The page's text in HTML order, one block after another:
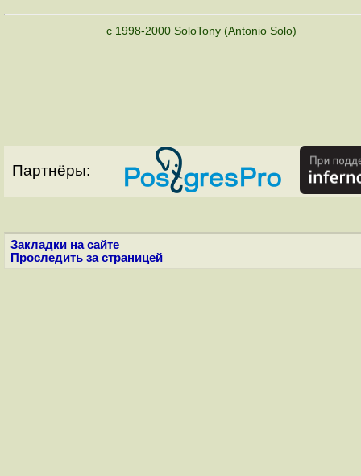
c 1998-2000 SoloTony (Antonio Solo)
Партнёры:
Закладки на сайте
Проследить за страницей